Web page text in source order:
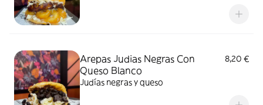
Arepas Judias Negras Con
Queso Blanco
8,20 €
Judías negras y queso